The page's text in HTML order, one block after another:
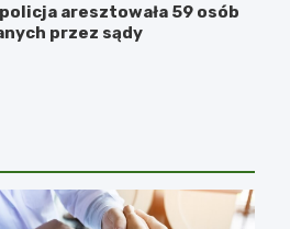
aresztowała 59 osób
przez sądy